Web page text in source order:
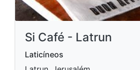
Si Café - Latrun
Laticíneos